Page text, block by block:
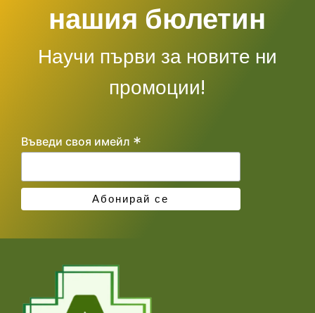
нашия бюлетин
Научи първи за новите ни
промоции!
Въведи своя имейл *